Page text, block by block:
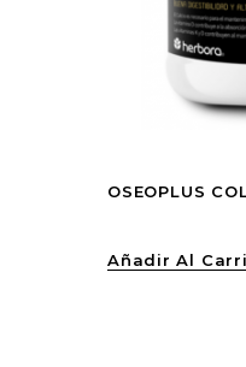
OSEOPLUS
Añadir Al